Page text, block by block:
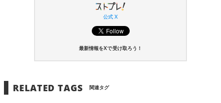
公式 X
最新情報をXで受け取ろう！
RELATED TAGS 関連タグ